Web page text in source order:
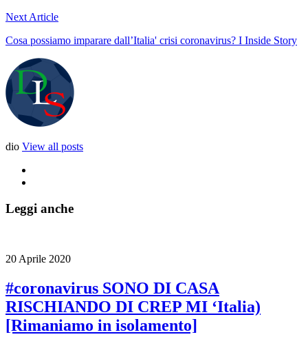
Next Article
Cosa possiamo imparare dall’Italia' crisi coronavirus? I Inside Story
dio View all posts
Leggi anche
20 Aprile 2020
#coronavirus SONO DI CASA
RISCHIANDO DI CREP MI ‘Italia)
[Rimaniamo in isolamento]